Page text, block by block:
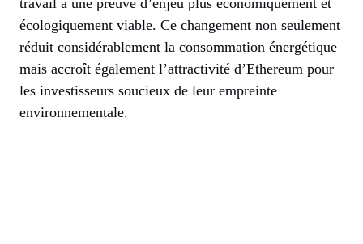
écologiquement viable. Ce changement non seulement
réduit considérablement la consommation énergétique
mais accroît également l’attractivité d’Ethereum pour
les investisseurs soucieux de leur empreinte
environnementale.